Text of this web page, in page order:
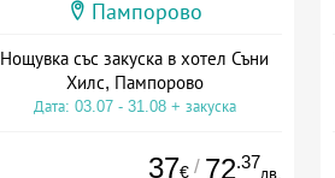
Пампорово
Нощувка със закуска в хотел Съни
Хилс, Пампорово
Дата: 03.07 - 31.08 + закуска
37€ / 72.37
лв.